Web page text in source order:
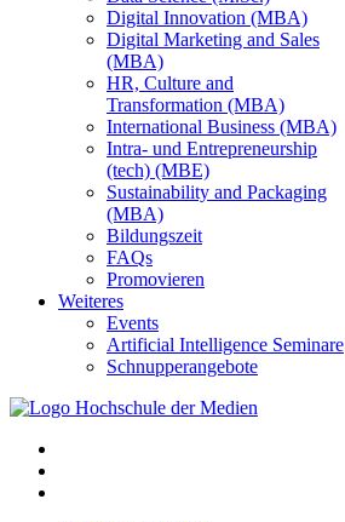
Digital Innovation (MBA)
Digital Marketing and Sales
(MBA)
HR, Culture and
Transformation (MBA)
International Business (MBA)
Intra- und Entrepreneurship
(tech) (MBE)
Sustainability and Packaging
(MBA)
Bildungszeit
FAQs
Promovieren
Weiteres
Events
Artificial Intelligence Seminare
Schnupperangebote